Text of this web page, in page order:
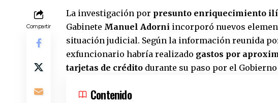
Compartir
La investigación por presunto enriquecimiento
Gabinete Manuel Adorni incorporó nuevos
situación judicial. Según la información reunida
exfuncionario habría realizado gastos por
tarjetas de crédito durante su paso por el
Contenido